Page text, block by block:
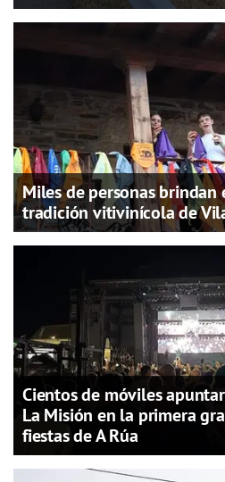
Miles de personas
tradición vitivinícola de
Cientos de móviles
La Misión en la primera
fiestas de A Rúa